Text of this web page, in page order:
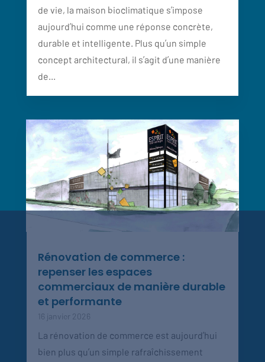
de vie, la maison bioclimatique s’impose
aujourd’hui comme une réponse concrète,
durable et intelligente. Plus qu’un simple
concept architectural, il s’agit d’une manière
de...
Rénovation de commerce :
repenser les espaces
commerciaux de manière durable
et performante
16 janvier 2026
La rénovation de commerce est aujourd’hui
bien plus qu’un simple rafraîchissement